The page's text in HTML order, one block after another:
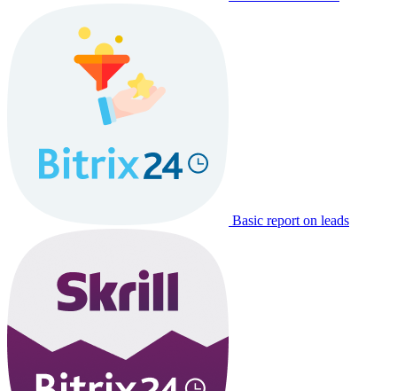
Basic report on leads